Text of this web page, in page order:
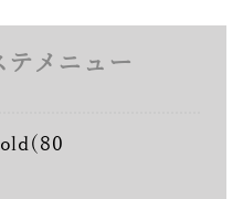
テメニュー